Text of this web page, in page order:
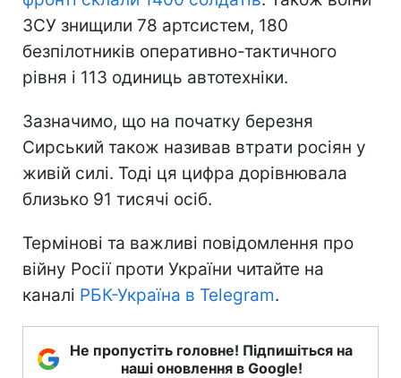
ЗСУ знищили 78 артсистем, 180
безпілотників оперативно-тактичного
рівня і 113 одиниць автотехніки.
Зазначимо, що на початку березня
Сирський також називав втрати росіян у
живій силі. Тоді ця цифра дорівнювала
близько 91 тисячі осіб.
Термінові та важливі повідомлення про
війну Росії проти України читайте на
каналі РБК-Україна в Telegram.
Не пропустіть головне! Підпишіться на
наші оновлення в Google!